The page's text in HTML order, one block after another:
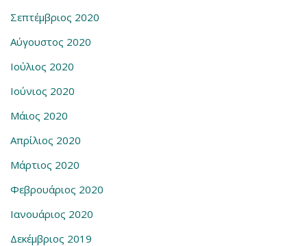
Σεπτέμβριος 2020
Αύγουστος 2020
Ιούλιος 2020
Ιούνιος 2020
Μάιος 2020
Απρίλιος 2020
Μάρτιος 2020
Φεβρουάριος 2020
Ιανουάριος 2020
Δεκέμβριος 2019